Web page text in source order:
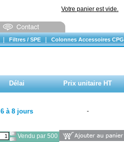
Votre panier est vide.
Filtres / SPE Colonnes Accessoires CPG
Délai Prix unitaire HT
6 à 8 jours -
Vendu par 500